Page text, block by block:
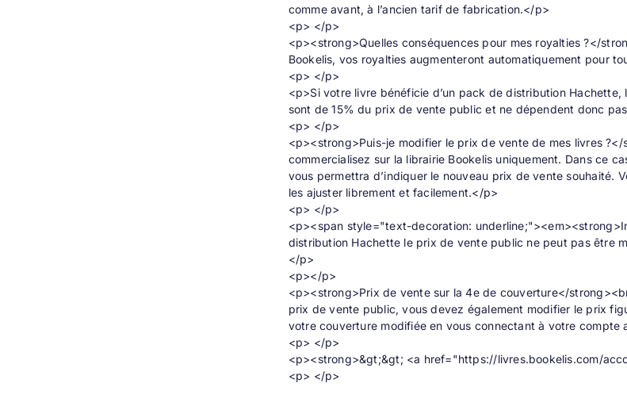
comme avant, à l’ancien tarif de fabrication.</p>
<p> </p>
<p><strong>Quelles conséquences pour mes royalties ?</
Bookelis, vos royalties augmenteront automatiquement pour
<p> </p>
<p>Si votre livre bénéficie d’un pack de distribution
sont de 15% du prix de vente public et ne dépendent donc
<p> </p>
<p><strong>Puis-je modifier le prix de vente de mes livres
commercialisez sur la librairie Bookelis uniquement. Dans ce
vous permettra d’indiquer le nouveau prix de vente souhaité.
les ajuster librement et facilement.</p>
<p> </p>
<p><span style="text-decoration:
distribution Hachette le prix de vente public ne peut pas être
</p>
<p></p>
<p><strong>Prix de vente sur la 4e de couverture</
prix de vente public, vous devez également modifier le prix
votre couverture modifiée en vous connectant à votre compte
<p> </p>
<p><strong>&gt;&gt; <a href="https://livres.bookelis.com/
<p> </p>